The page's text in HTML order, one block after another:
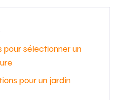
pour sélectionner un
pour un jardin